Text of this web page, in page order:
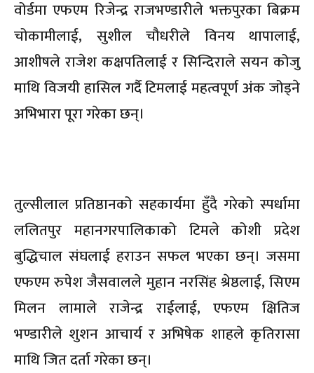
वोर्डमा एफएम रिजेन्द्र राजभण्डारीले भक्तपुरका बिक्रम
चोकामीलाई, सुशील चौधरीले विनय थापालाई,
आशीषले राजेश कक्षपतिलाई र सिन्दिराले सयन कोजु
माथि विजयी हासिल गर्दै टिमलाई महत्वपूर्ण अंक जोड्ने
अभिभारा पूरा गरेका छन्।
तुल्सीलाल प्रतिष्ठानको सहकार्यमा हुँदै गरेको स्पर्धामा
ललितपुर महानगरपालिकाको टिमले कोशी प्रदेश
बुद्धिचाल संघलाई हराउन सफल भएका छन्। जसमा
एफएम रुपेश जैसवालले मुहान नरसिंह श्रेष्ठलाई, सिएम
मिलन लामाले राजेन्द्र राईलाई, एफएम क्षितिज
भण्डारीले शुशन आचार्य र अभिषेक शाहले कृतिरासा
माथि जित दर्ता गरेका छन्।